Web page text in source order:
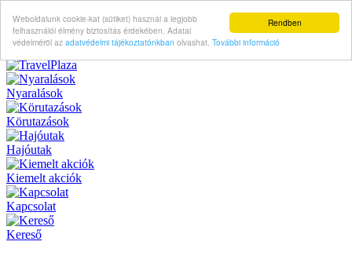
Rendben
Weboldalunk cookie-kat (sütiket) használ a legjobb
felhasználói élmény biztosítás érdekében. Adatai
védelméröl az adatvédelmi tájékoztatónkban olvashat. További információ
Nyaralások
Körutazások
Hajóutak
Kiemelt akciók
Kapcsolat
Kereső